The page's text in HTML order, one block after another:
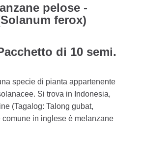
pelose -
ferox)
di 10 semi.
specie di pianta appartenente
Si trova in Indonesia,
(Tagalog: Talong gubat,
comune in inglese è melanzane